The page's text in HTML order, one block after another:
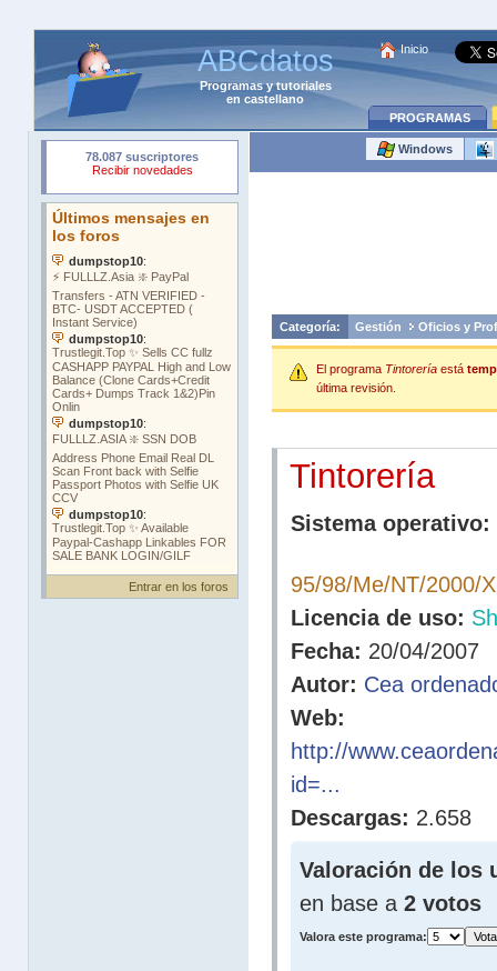
ABCdatos
Programasytutoriales
en castellano
Inicio
PROGRAMAS
Entrar en los foros
Windows
Categoría: Gestión Oficios y
El programa Tintorería está
última revisión.
Tintorería
Sistema operativo:
95/98/Me/NT/2000/
Licencia de uso:
Fecha: 20/04/2007
Autor: Cea
Web:
http://
id=...
Descargas: 2.658
Valoración de los
en base a 2 votos
Valora este programa: